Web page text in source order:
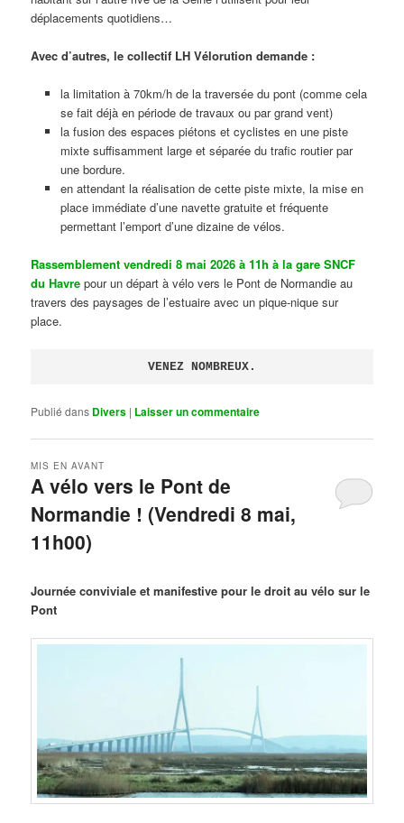
déplacements quotidiens…
Avec d’autres, le collectif LH Vélorution demande :
la limitation à 70km/h de la traversée du pont (comme cela
se fait déjà en période de travaux ou par grand vent)
la fusion des espaces piétons et cyclistes en une piste
mixte suffisamment large et séparée du trafic routier par
une bordure.
en attendant la réalisation de cette piste mixte, la mise en
place immédiate d’une navette gratuite et fréquente
permettant l’emport d’une dizaine de vélos.
Rassemblement vendredi 8 mai 2026 à 11h à la gare SNCF
du Havre pour un départ à vélo vers le Pont de Normandie au
travers des paysages de l’estuaire avec un pique-nique sur
place.
VENEZ NOMBREUX.
Publié dans Divers | Laisser un commentaire
A vélo vers le Pont de
Normandie ! (Vendredi 8 mai,
11h00)
MIS EN AVANT
Journée conviviale et manifestive pour le droit au vélo sur le
Pont